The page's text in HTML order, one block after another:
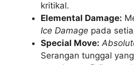
kritikal.
Elemental Damage:
Ice Damage pada
Special Move:
Serangan tunggal